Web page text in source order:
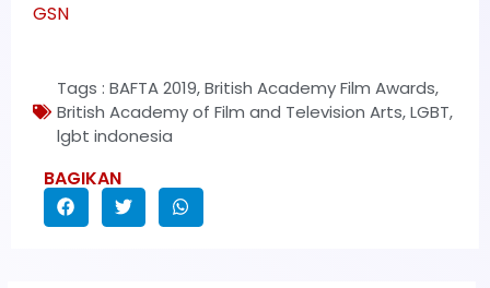
GSN
Tags : BAFTA 2019,British Academy Film Awards,
British Academy of Film and Television Arts,LGBT,
lgbt indonesia
BAGIKAN